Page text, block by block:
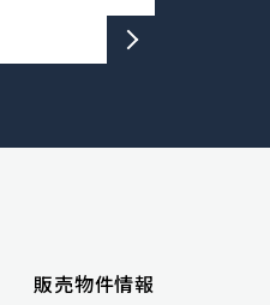
販売物件情報